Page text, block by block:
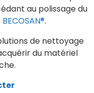
au polissage du
BECOSAN®.
de nettoyage
du matériel